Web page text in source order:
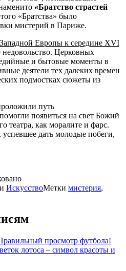
«Братство страстей
«Братства» было
мистерий в Париже.
Европы к середине XVI
Церковных
и бытовые моменты в
деятели тех далеких времен
подмостках сюжеты из
путь
появиться на свет Божий
театра, как моралите и фарс.
успевшее дать молодые побеги,
ИскусствоМетки мистерия,
просмотр футбола!
лотоса – символ красоты и